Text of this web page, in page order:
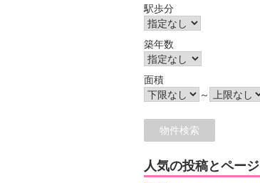
駅歩分
築年数
面積
～
人気の投稿とページ